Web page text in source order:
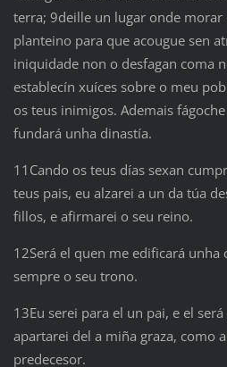
terra; 9deille un lugar onde morar
planteino para que acougue sen
iniquidade non o desfagan coma
establecín xuíces sobre o meu
os teus inimigos. Ademais
fundará unha dinastía.
11Cando os teus días sexan
teus pais, eu alzarei a un da túa
fillos, e afirmarei o seu reino.
12Será el quen me edificará unha
sempre o seu trono.
13Eu serei para el un pai, e el
apartarei del a miña graza, como
predecesor.